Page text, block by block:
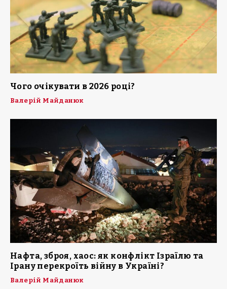
Чого очікувати в 2026 році?
Валерій Майданюк
Нафта, зброя, хаос: як конфлікт Ізраїлю та
Ірану перекроїть війну в Україні?
Валерій Майданюк